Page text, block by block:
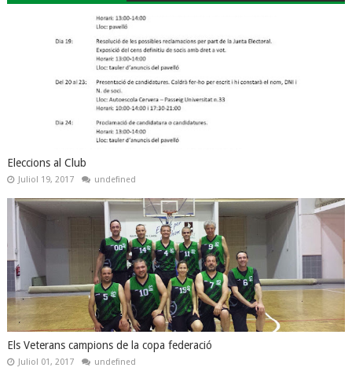
Eleccions al Club
Juliol 19, 2017 undefined
Els Veterans campions de la copa federació
Juliol 01, 2017 undefined